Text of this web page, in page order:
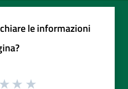
le informazioni